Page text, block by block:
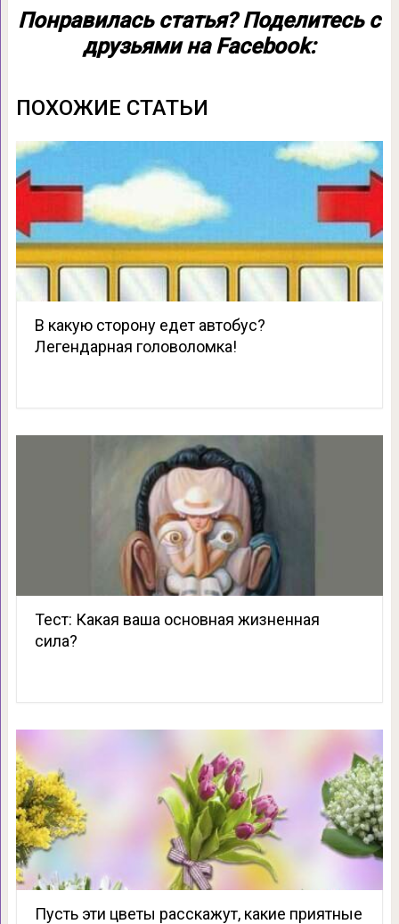
Понравилась статья? Поделитесь с
друзьями на Facebook:
ПОХОЖИЕ СТАТЬИ
В какую сторону едет автобус?
Легендарная головоломка!
Тест: Какая ваша основная жизненная
сила?
Пусть эти цветы расскажут, какие приятные